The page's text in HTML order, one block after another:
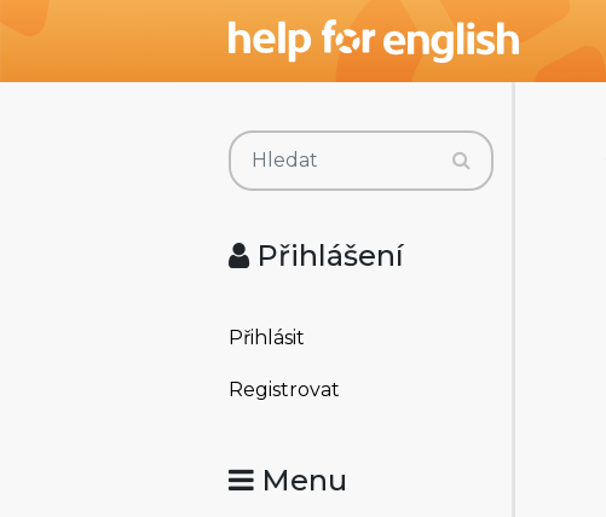
Přihlášení
Přihlásit
Registrovat
Menu